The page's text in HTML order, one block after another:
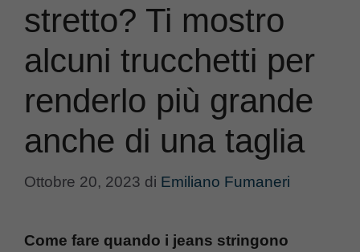
stretto? Ti mostro
alcuni trucchetti per
renderlo più grande
anche di una taglia
Ottobre 20, 2023 di Emiliano Fumaneri
Come fare quando i jeans stringono